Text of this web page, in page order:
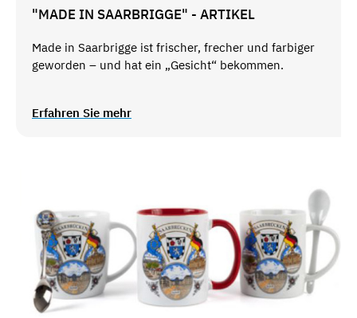
"MADE IN SAARBRIGGE" - ARTIKEL
Made in Saarbrigge ist frischer, frecher und farbiger
geworden – und hat ein „Gesicht“ bekommen.
Erfahren Sie mehr